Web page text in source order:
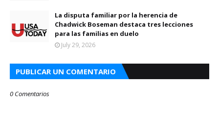
La disputa familiar por la herencia de
Chadwick Boseman destaca tres lecciones
para las familias en duelo
July 29, 2026
PUBLICAR UN COMENTARIO
0 Comentarios